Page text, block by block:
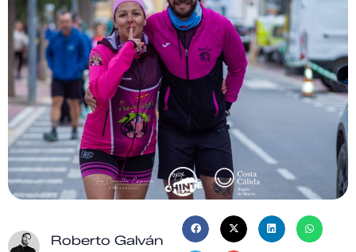
Roberto Galván